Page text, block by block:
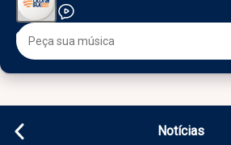
Notícias